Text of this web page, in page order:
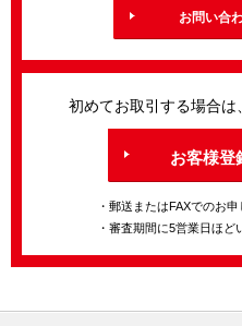
お問い合
初めてお取引する場合は
お客様登
・郵送またはFAXでのお申
・審査期間に5営業日ほど